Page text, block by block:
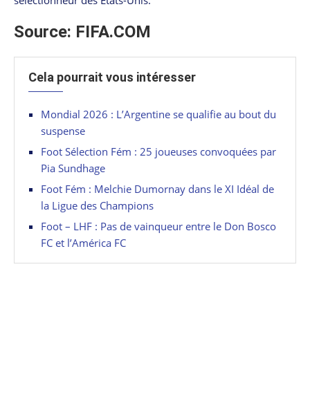
Source: FIFA.COM
Cela pourrait vous intéresser
Mondial 2026 : L’Argentine se qualifie au bout du
suspense
Foot Sélection Fém : 25 joueuses convoquées par
Pia Sundhage
Foot Fém : Melchie Dumornay dans le XI Idéal de
la Ligue des Champions
Foot – LHF : Pas de vainqueur entre le Don Bosco
FC et l’América FC